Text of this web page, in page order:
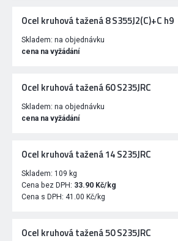
Ocel kruhová tažená 8 S355J2(C)+C h9
Skladem: na objednávku
cena na vyžádání
Ocel kruhová tažená 60 S235JRC
Skladem: na objednávku
cena na vyžádání
Ocel kruhová tažená 14 S235JRC
Skladem: 109 kg
Cena bez DPH: 33.90 Kč/kg
Cena s DPH: 41.00 Kč/kg
Ocel kruhová tažená 50 S235JRC